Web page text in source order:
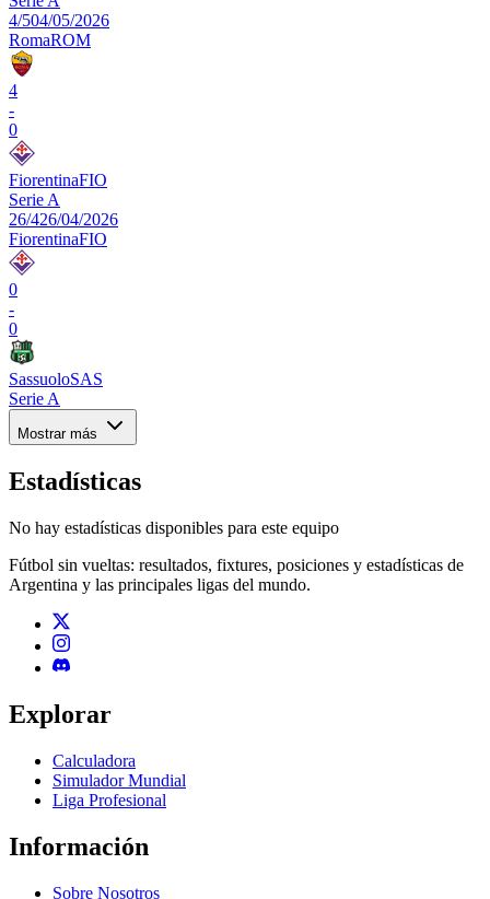
4/504/05/2026
RomaROM
4
-
0
FiorentinaFIO
Serie A
26/426/04/2026
FiorentinaFIO
0
-
0
SassuoloSAS
Serie A
Mostrar más
Estadísticas
No hay estadísticas disponibles para este equipo
Fútbol sin vueltas: resultados, fixtures, posiciones y estadísticas de
Argentina y las principales ligas del mundo.
Explorar
Calculadora
Simulador Mundial
Liga Profesional
Información
Sobre Nosotros